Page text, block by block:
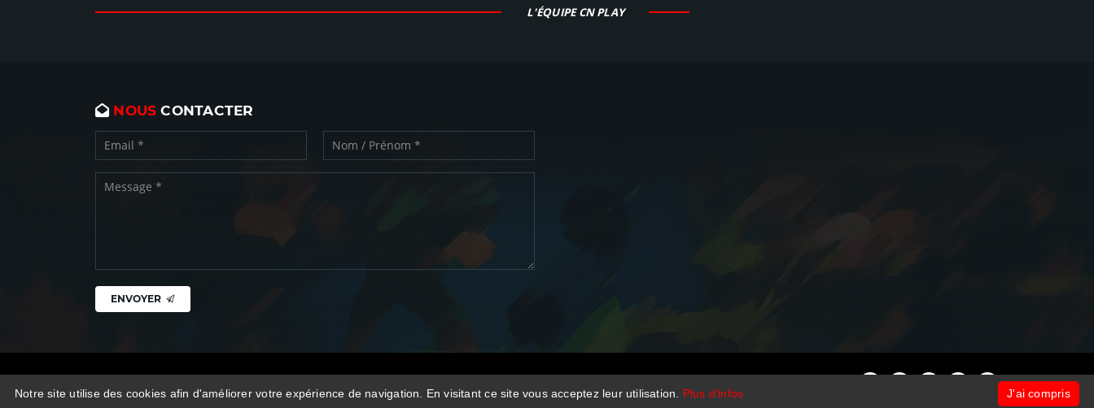
L'ÉQUIPE CN PLAY
NOUS CONTACTER
ENVOYER
J'ai compris
Notre site utilise des cookies afin d'améliorer votre expérience de navigation. En visitant ce site vous acceptez leur utilisation. Plus d'infos